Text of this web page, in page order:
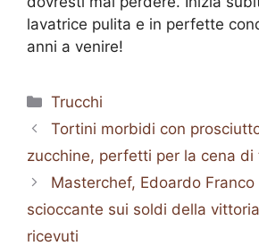
lavatrice pulita e in perfette
anni a venire!
Categorie
Trucchi
Tortini morbidi con
zucchine, perfetti per la cena
Masterchef, Edoardo Franco
scioccante sui soldi della
ricevuti